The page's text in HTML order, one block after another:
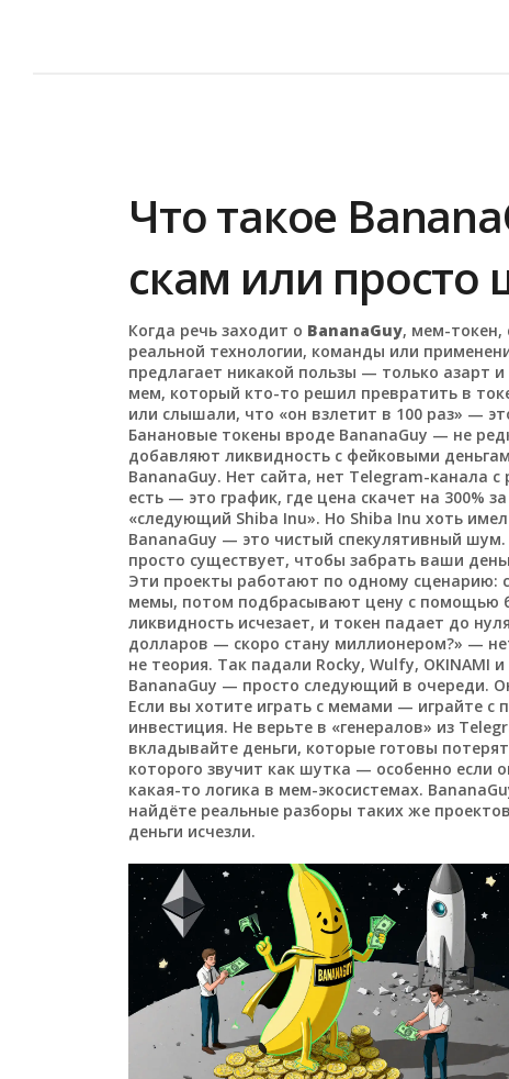
Что такое
скам или просто
Когда речь заходит о BananaGuy, мем-токен,
реальной технологии, команды или
предлагает никакой пользы — только азарт и
мем, который кто-то решил превратить в
или слышали, что «он взлетит в 100 раз» —
Банановые токены вроде BananaGuy — не
добавляют ликвидность с фейковыми
BananaGuy. Нет сайта, нет Telegram-канала
есть — это график, где цена скачет на 300%
«следующий Shiba Inu». Но Shiba Inu хоть
BananaGuy — это чистый спекулятивный шум.
просто существует, чтобы забрать ваши
Эти проекты работают по одному сценарию:
мемы, потом подбрасывают цену с помощью
ликвидность исчезает, и токен падает до
долларов — скоро стану миллионером?» —
не теория. Так падали Rocky, Wulfy, OKINAMI
BananaGuy — просто следующий в очереди.
Если вы хотите играть с мемами — играйте с
инвестиция. Не верьте в «генералов» из
вкладывайте деньги, которые готовы
которого звучит как шутка — особенно если
какая-то логика в мем-экосистемах.
найдёте реальные разборы таких же
деньги исчезли.